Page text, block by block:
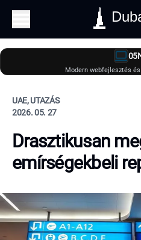
Modern webfejlesztés
UAE, UTAZÁS
2026. 05. 27
Drasztikusan
emírségekbeli